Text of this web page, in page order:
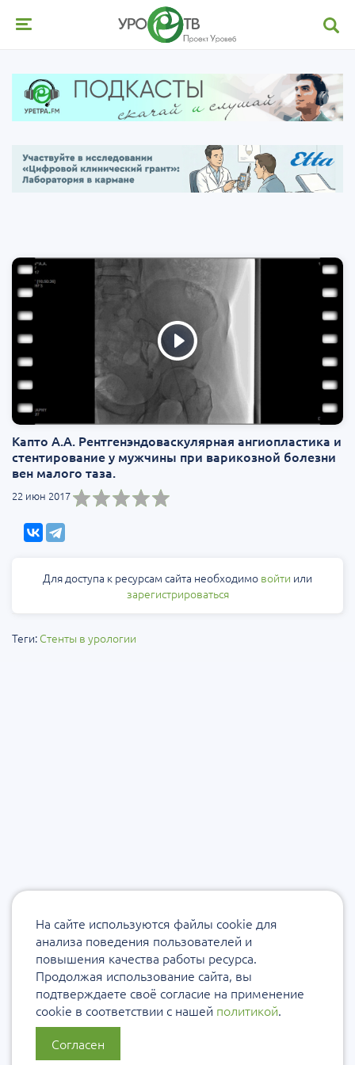
Капто А.А. Рентгенэндоваскулярная ангиопластика и
стентирование у мужчины при варикозной болезни
вен малого таза.
22 июн 2017
Для доступа к ресурсам сайта необходимо войти или
зарегистрироваться
Теги: Стенты в урологии
На сайте используются файлы cookie для
анализа поведения пользователей и
повышения качества работы ресурса.
Продолжая использование сайта, вы
подтверждаете своё согласие на применение
cookie в соответствии с нашей политикой.
Согласен